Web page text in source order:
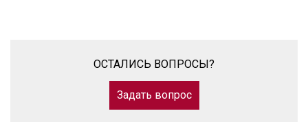
ОСТАЛИСЬ ВОПРОСЫ?
Задать вопрос